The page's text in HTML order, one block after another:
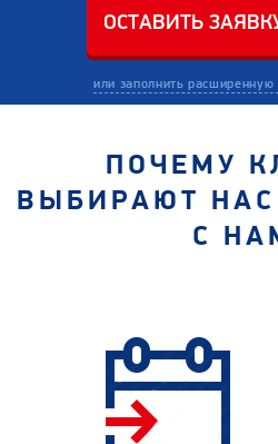
или заполнить расширенную
ПОЧЕМУ
ВЫБИРАЮТ
С